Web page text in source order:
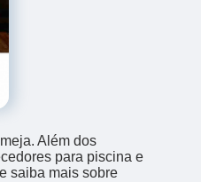
Além dos
para piscina e
saiba mais sobre